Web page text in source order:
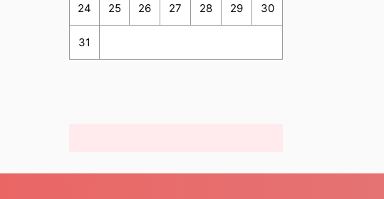
24 25 26 27 28 29 30
31